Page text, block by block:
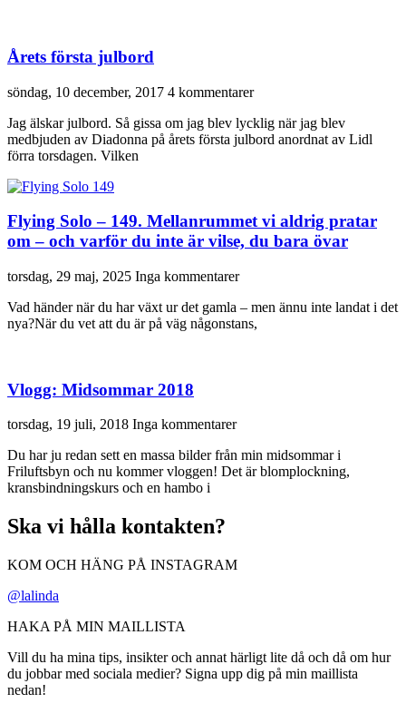
Årets första julbord
söndag, 10 december, 2017 4 kommentarer
Jag älskar julbord. Så gissa om jag blev lycklig när jag blev
medbjuden av Diadonna på årets första julbord anordnat av Lidl
förra torsdagen. Vilken
Flying Solo – 149. Mellanrummet vi aldrig pratar
om – och varför du inte är vilse, du bara övar
torsdag, 29 maj, 2025 Inga kommentarer
Vad händer när du har växt ur det gamla – men ännu inte landat i det
nya?När du vet att du är på väg någonstans,
Vlogg: Midsommar 2018
torsdag, 19 juli, 2018 Inga kommentarer
Du har ju redan sett en massa bilder från min midsommar i
Friluftsbyn och nu kommer vloggen! Det är blomplockning,
kransbindningskurs och en hambo i
Ska vi hålla kontakten?
KOM OCH HÄNG PÅ INSTAGRAM
@lalinda
HAKA PÅ MIN MAILLISTA
Vill du ha mina tips, insikter och annat härligt lite då och då om hur
du jobbar med sociala medier? Signa upp dig på min maillista
nedan!